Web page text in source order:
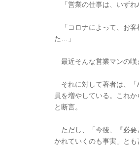
「営業の仕事は、いずれ
「コロナによって、お客
た…」
最近そんな営業マンの嘆
それに対して著者は、「
員を増やしている。これ
と断言。
ただし、「今後、『必要
かれていくのも事実」とも